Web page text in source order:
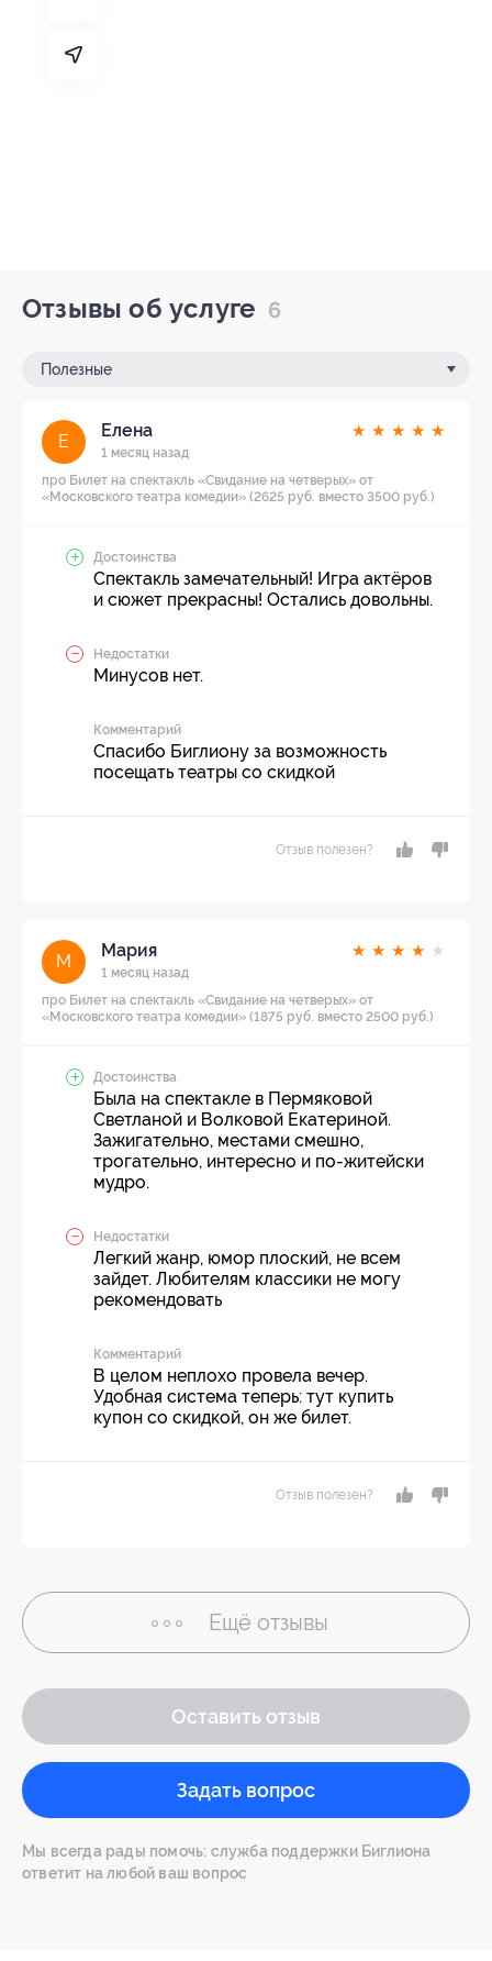
Отзывы об услуге 6
Полезные
Е
Елена
1 месяц назад
★ ★ ★ ★ ★
про Билет на спектакль «Свидание на четверых» от
«Московского театра комедии» (2625 руб. вместо 3500 руб.)
Достоинства
Спектакль замечательный! Игра актёров
и сюжет прекрасны! Остались довольны.
Недостатки
Минусов нет.
Комментарий
Спасибо Биглиону за возможность
посещать театры со скидкой
Отзыв полезен?
М
Мария
1 месяц назад
★ ★ ★ ★ ★
про Билет на спектакль «Свидание на четверых» от
«Московского театра комедии» (1875 руб. вместо 2500 руб.)
Достоинства
Была на спектакле в Пермяковой
Светланой и Волковой Екатериной.
Зажигательно, местами смешно,
трогательно, интересно и по-житейски
мудро.
Недостатки
Легкий жанр, юмор плоский, не всем
зайдет. Любителям классики не могу
рекомендовать
Комментарий
В целом неплохо провела вечер.
Удобная система теперь: тут купить
купон со скидкой, он же билет.
Отзыв полезен?
Ещё отзывы
Оставить отзыв
Задать вопрос
Мы всегда рады помочь: служба поддержки Биглиона
ответит на любой ваш вопрос